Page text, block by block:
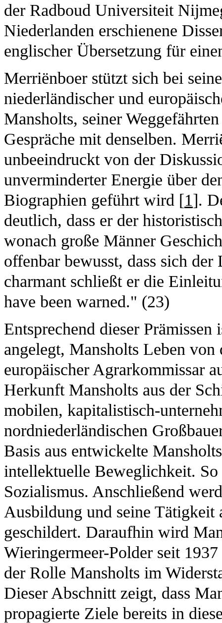
der Radboud Universiteit
Niederlanden erschienene
englischer Übersetzung für
Merriënboer stützt sich bei
niederländischer und
Mansholts, seiner
Gespräche mit denselben.
unbeeindruckt von der
unverminderter Energie über
Biographien geführt wird [1].
deutlich, dass er der
wonach große Männer
offenbar bewusst, dass sich
charmant schließt er die
have been warned." (23)
Entsprechend dieser
angelegt, Mansholts Leben
europäischer Agrarkommissar
Herkunft Mansholts aus der
mobilen, kapitalistisch-
nordniederländischen
Basis aus entwickelte
intellektuelle Beweglichkeit.
Sozialismus. Anschließend
Ausbildung und seine Tätigkeit
geschildert. Daraufhin wird
Wieringermeer-Polder seit
der Rolle Mansholts im
Dieser Abschnitt zeigt, dass
propagierte Ziele bereits in